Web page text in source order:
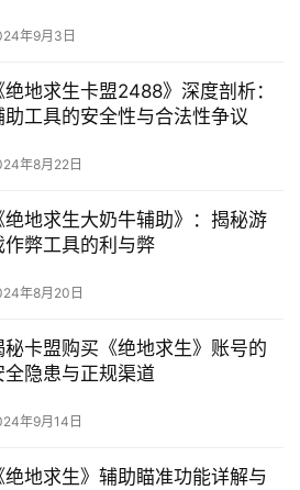
年9月3日
绝地求生卡盟2488》深度剖析：
助工具的安全性与合法性争议
年8月22日
绝地求生大奶牛辅助》：揭秘游
作弊工具的利与弊
年8月20日
秘卡盟购买《绝地求生》账号的
全隐患与正规渠道
年9月14日
绝地求生》辅助瞄准功能详解与